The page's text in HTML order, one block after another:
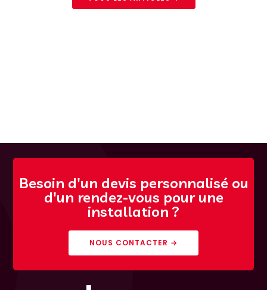
Besoin d'un devis personnalisé ou
d'un rendez-vous pour une
installation ?
NOUS CONTACTER →